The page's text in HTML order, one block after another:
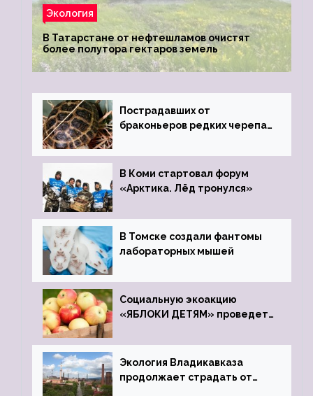
Экология
В Татарстане от нефтешламов очистят
более полутора гектаров земель
Пострадавших от
браконьеров редких черепах
зоопарк
В Коми стартовал форум
«Арктика. Лёд тронулся»
В Томске создали фантомы
лабораторных мышей
Социальную экоакцию
«ЯБЛОКИ ДЕТЯМ» проведет
Экология Владикавказа
продолжает страдать от